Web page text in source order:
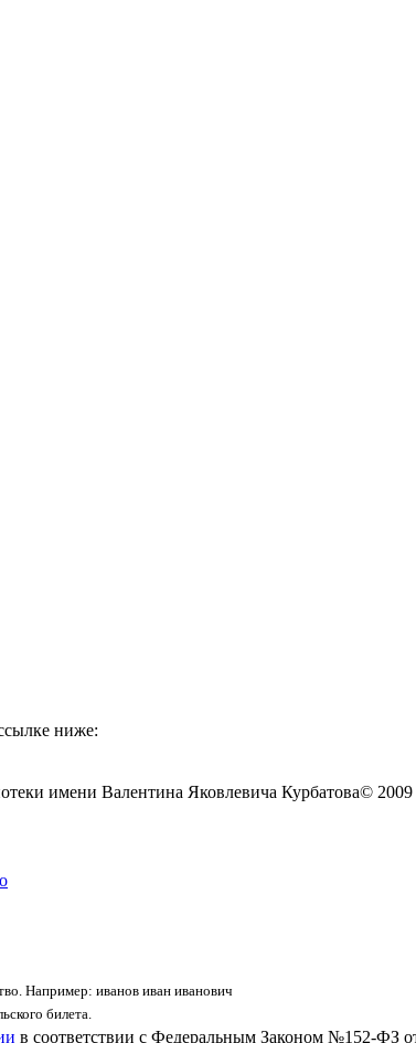
ниже:
имени Валентина Яковлевича Курбатова© 2009
Например: иванов иван иванович
билета.
в соответствии с Федеральным Законом №152-ФЗ